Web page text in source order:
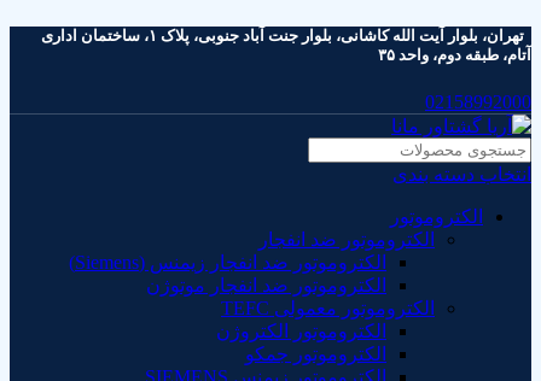
تهران، بلوار آیت الله کاشانی، بلوار جنت آباد جنوبی، پلاک ۱، ساختمان اداری
آتام، طبقه دوم، واحد ۳۵
02158992000
انتخاب دسته بندی
الکتروموتور
الکتروموتور ضد انفجار
الکتروموتور ضد انفجار زیمنس (Siemens)
الکتروموتور ضد انفجار موتوژن
الکتروموتور معمولی TEFC
الکتروموتور الکتروژن
الکتروموتور جمکو